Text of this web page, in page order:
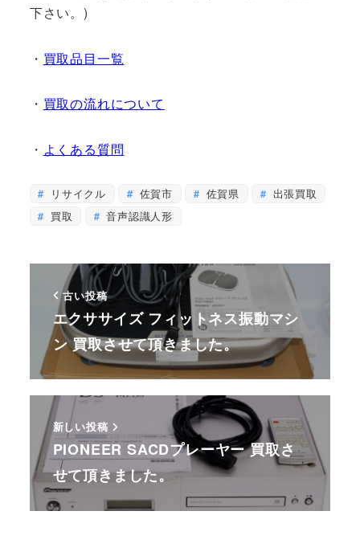
下さい。)
・ 買取品目一覧
・ 買取の流れについて
・ よくある質問
リサイクル 佐賀市 佐賀県
出張買取
買取
音声認識人形
古い投稿
エクササイズ フィットネス振動マシ
ン 買取させて頂きました。
新しい投稿
PIONEER SACDプレーヤー 買取さ
せて頂きました。